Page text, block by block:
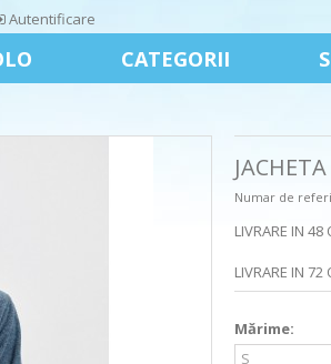
Autentificare
CATEGORII
Numar de
LIVRARE IN 48
LIVRARE IN 72
Mărime: